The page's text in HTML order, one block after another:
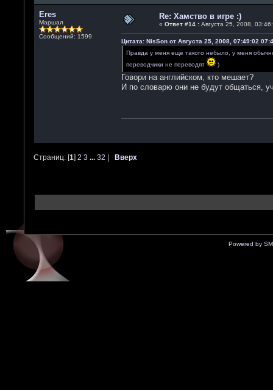
Eres
Маршал
Сообщений: 1599
Re: Хамство в игре :)
« Ответ #14 :Августа 25, 2008,
Цитата: NisSon от Августа 25, 2008, 07:49:02
Правда у меня ещё такого небыло, у меня
переводчики не переводят
)
Говори на английском, кто мешает?
И по словарю они не будут общаться,
Страниц: [1] 2 3 ... 32 | Вверх
Powered by